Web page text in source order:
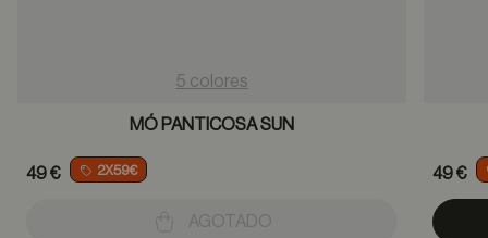
5 colores
MÓ PANTICOSA SUN
49 € 2X59€
AGOTADO
49 €